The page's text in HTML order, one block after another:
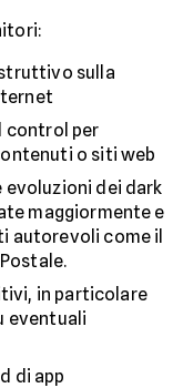
sulla
control per
o siti web
evoluzioni dei dark
maggiormente e
autorevoli come il
in particolare
eventuali
di app